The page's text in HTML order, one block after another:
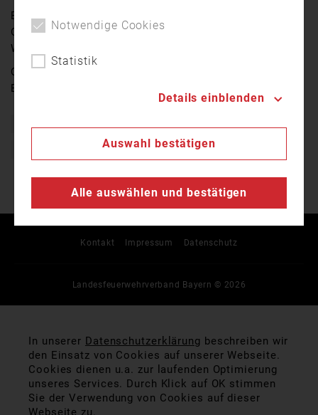
Bei den Löscharbeiten waren mehrere Feuerwehren vor
Ort: Haselbach, Ebermannsdorf, Wolfsbach, Rieden,
Wolfring, Diebis und Neukirchen
Quelle:
Brönner/Heiko Schmidt)
Freiwillige Feuerwehr
Kontakt Impressum Datenschutz
Landesfeuerwehrverband Bayern © 2026
Notwendige Cookies
Statistik
Details einblenden
Auswahl bestätigen
Alle auswählen und bestätigen
In unserer Datenschutzerklärung beschreiben wir
den Einsatz von Cookies auf unserer Webseite.
Cookies dienen u.a. zur laufenden Optimierung
unseres Services. Durch Klick auf OK stimmen
Sie der Verwendung von Cookies auf dieser
Webseite zu.